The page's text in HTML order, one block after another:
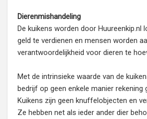
Dierenmishandeling
De kuikens worden door Huureenkip.nl
geld te verdienen en mensen worden
verantwoordelijkheid voor dieren te
Met de intrinsieke waarde van de
bedrijf op geen enkele manier rekening
Kuikens zijn geen knuffelobjecten en
Ze hebben net als ieder ander dier